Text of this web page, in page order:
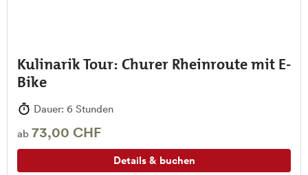
Kulinarik Tour: Churer Rheinroute mit E-
Bike
Dauer: 6 Stunden
ab 73,00 CHF
Details & buchen